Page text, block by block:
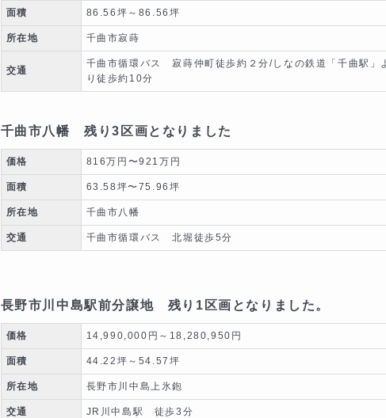
面積 86.56坪～86.56坪
所在地 千曲市寂蒔
交通
千曲市循環バス 寂蒔仲町徒歩約２分/しなの鉄道「千曲駅」
り徒歩約10分
千曲市八幡 残り3区画となりました
価格 816万円〜921万円
面積 63.58坪〜75.96坪
所在地 千曲市八幡
交通 千曲市循環バス 北堀徒歩5分
長野市川中島駅前分譲地 残り1区画となりました。
価格 14,990,000円～18,280,950円
面積 44.22坪～54.57坪
所在地 長野市川中島上氷鉋
交通 JR川中島駅 徒歩3分